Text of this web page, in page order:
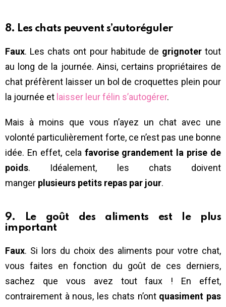
8. Les chats peuvent s’autoréguler
Faux. Les chats ont pour habitude de grignotertout
au long de la journée. Ainsi, certains propriétaires de
chat préfèrent laisser un bol de croquettes plein pour
la journée et laisser leur félin s’autogérer.
Mais à moins que vous n’ayez un chat avec une
volonté particulièrement forte, ce n’est pas une bonne
idée. En effet, cela favorise grandement la prise de
poids. Idéalement, les chats doivent
manger plusieurs petits repas par jour.
9. Le goût des aliments est le plus
important
Faux. Si lors du choix des aliments pour votre chat,
vous faites en fonction du goût de ces derniers,
sachez que vous avez tout faux ! En effet,
contrairement à nous, les chats n’ont quasiment pas